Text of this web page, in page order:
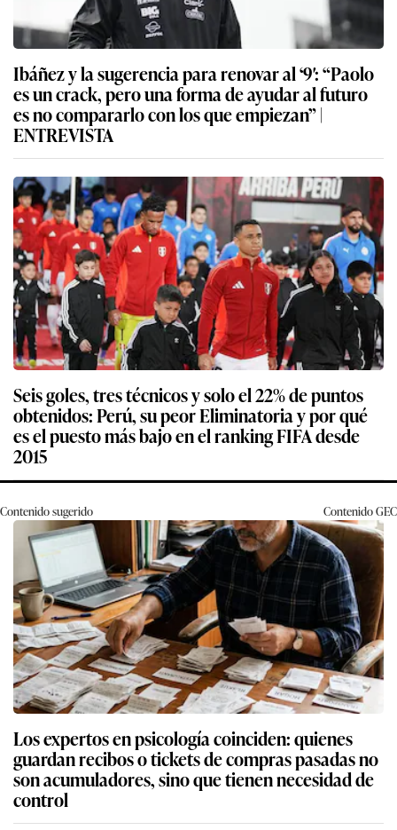
Ibáñez y la sugerencia para renovar al ‘9′: “Paolo
es un crack, pero una forma de ayudar al futuro
es no compararlo con los que empiezan” |
ENTREVISTA
Seis goles, tres técnicos y solo el 22% de puntos
obtenidos: Perú, su peor Eliminatoria y por qué
es el puesto más bajo en el ranking FIFA desde
2015
Contenido sugerido ContenidoGEC
Los expertos en psicología coinciden: quienes
guardan recibos o tickets de compras pasadas no
son acumuladores, sino que tienen necesidad de
control